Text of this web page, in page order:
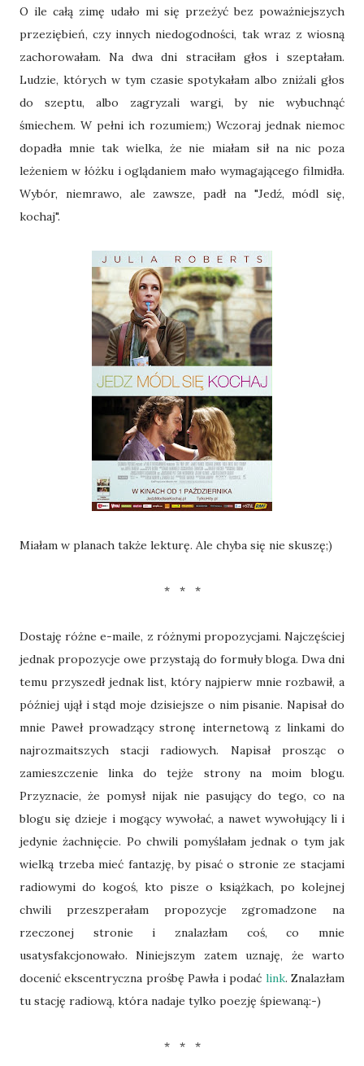
O ile całą zimę udało mi się przeżyć bez poważniejszych
przeziębień, czy innych niedogodności, tak wraz z wiosną
zachorowałam. Na dwa dni straciłam głos i szeptałam.
Ludzie, których w tym czasie spotykałam albo zniżali głos
do szeptu, albo zagryzali wargi, by nie wybuchnąć
śmiechem. W pełni ich rozumiem;) Wczoraj jednak niemoc
dopadła mnie tak wielka, że nie miałam sił na nic poza
leżeniem w łóżku i oglądaniem mało wymagającego filmidła.
Wybór, niemrawo, ale zawsze, padł na "Jedź, módl się,
kochaj".
Miałam w planach także lekturę. Ale chyba się nie skuszę;)
* * *
Dostaję różne e-maile, z różnymi propozycjami. Najczęściej
jednak propozycje owe przystają do formuły bloga. Dwa dni
temu przyszedł jednak list, który najpierw mnie rozbawił, a
później ujął i stąd moje dzisiejsze o nim pisanie. Napisał do
mnie Paweł prowadzący stronę internetową z linkami do
najrozmaitszych stacji radiowych. Napisał prosząc o
zamieszczenie linka do tejże strony na moim blogu.
Przyznacie, że pomysł nijak nie pasujący do tego, co na
blogu się dzieje i mogący wywołać, a nawet wywołujący li i
jedynie żachnięcie. Po chwili pomyślałam jednak o tym jak
wielką trzeba mieć fantazję, by pisać o stronie ze stacjami
radiowymi do kogoś, kto pisze o książkach, po kolejnej
chwili przeszperałam propozycje zgromadzone na
rzeczonej stronie i znalazłam coś, co mnie
usatysfakcjonowało. Niniejszym zatem uznaję, że warto
docenić ekscentryczna prośbę Pawła i podać link. Znalazłam
tu stację radiową, która nadaje tylko poezję śpiewaną:-)
* * *